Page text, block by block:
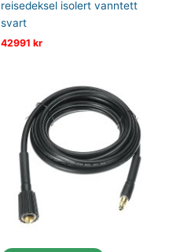
reisedeksel isolert vanntett
svart
42991 kr